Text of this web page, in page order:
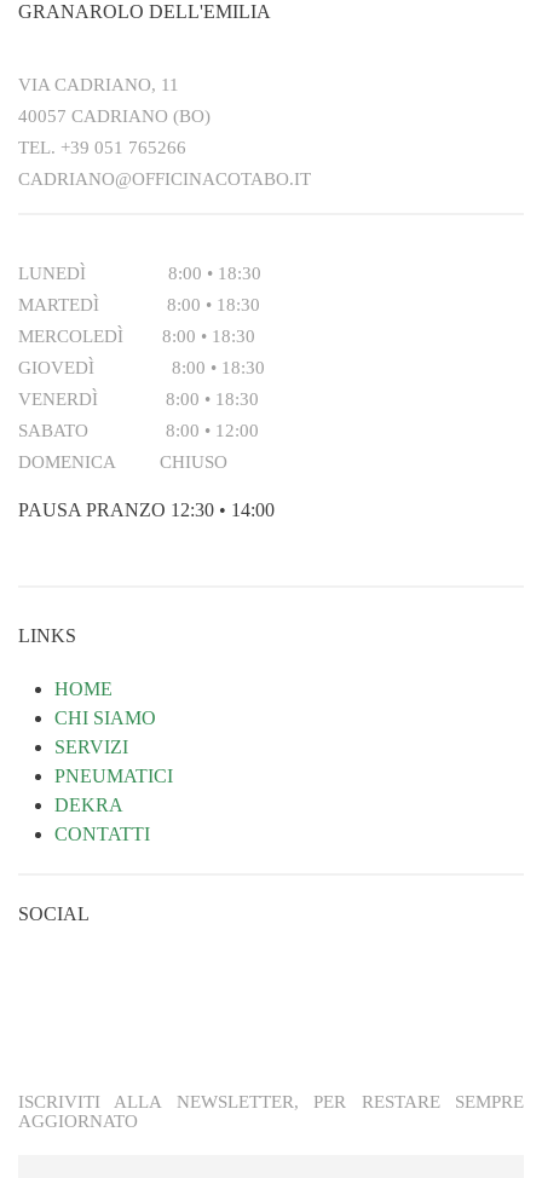
GRANAROLO DELL'EMILIA
VIA CADRIANO, 11
40057 CADRIANO (BO)
TEL. +39 051 765266
CADRIANO@OFFICINACOTABO.IT
LUNEDÌ 8:00 • 18:30
MARTEDÌ 8:00 • 18:30
MERCOLEDÌ 8:00 • 18:30
GIOVEDÌ 8:00 • 18:30
VENERDÌ 8:00 • 18:30
SABATO 8:00 • 12:00
DOMENICA CHIUSO
PAUSA PRANZO 12:30 • 14:00
LINKS
HOME
CHI SIAMO
SERVIZI
PNEUMATICI
DEKRA
CONTATTI
SOCIAL
ISCRIVITI ALLA NEWSLETTER, PER RESTARE SEMPRE
AGGIORNATO